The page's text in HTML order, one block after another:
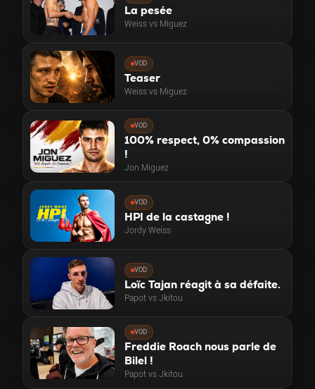
La pesée
Weiss vs Miguez
VOD
Teaser
Weiss vs Miguez
VOD
100% respect, 0% compassion
!
Jon Miguez
VOD
HPI de la castagne !
Jordy Weiss
VOD
Loïc Tajan réagit à sa défaite.
Papot vs Jkitou
VOD
Freddie Roach nous parle de
Bilel !
Papot vs Jkitou